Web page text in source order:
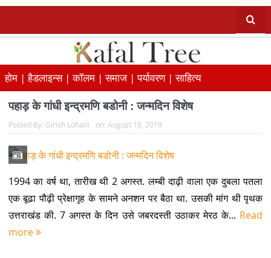
होम |हैडलाइन्स |कॉलम |समाज |पर्यावरण |साहित्य
पहाड़ के गांधी इन्द्रमणि बडोनी : जन्मदिन विशेष
Posted By: Girish Lohani on: August 18, 2019
1994 का वर्ष था, तारीख थी 2 अगस्त. लम्बी दाढ़ी वाला एक दुबला पतला
एक बूढा पौढ़ी प्रेक्षागृह के सामने अनशन पर बैठा था. उसकी मांग थी पृथक
उत्तराखंड की. 7 अगस्त के दिन उसे जबरदस्ती उठाकर मेरठ के... Read
more